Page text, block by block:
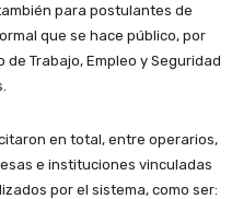
para postulantes de
que se hace público, por
Trabajo, Empleo y Seguridad
en total, entre operarios,
e instituciones vinculadas
por el sistema, como ser: